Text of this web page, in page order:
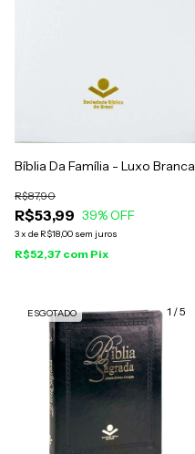
Bíblia Da Família - Luxo Branca
R$53,99
R$87,90
39% OFF
3x de R$18,00 sem juros
R$52,37 com Pix
1 /5
ESGOTADO